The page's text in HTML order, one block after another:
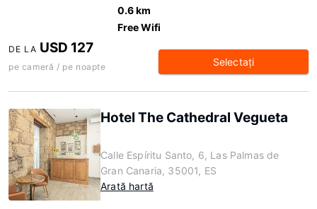
0.6 km
Free Wifi
DE LA USD 127
pe cameră / pe noapte Selectaţi
Hotel The Cathedral Vegueta
Calle Espíritu Santo, 6, Las Palmas de
Gran Canaria, 35001, ES
Arată hartă